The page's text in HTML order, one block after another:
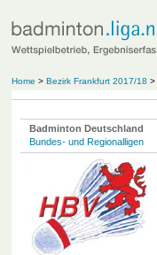
Home > Bezirk Frankfurt 2017/18 >
Badminton Deutschland
Bundes- und Regionalligen